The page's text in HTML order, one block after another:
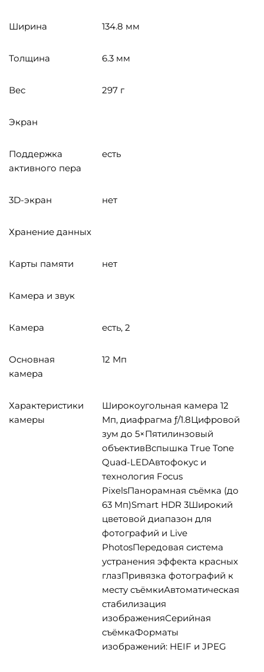
Ширина 134.8 мм
Толщина 6.3 мм
Вес 297 г
Экран
Поддержка
активного пера
есть
3D-экран нет
Хранение данных
Карты памяти нет
Камера и звук
Камера есть, 2
Основная
камера
12 Мп
Характеристики
камеры
Широкоугольная камера 12
Мп, диафрагма ƒ/1.8Цифровой
зум до 5×Пятилинзовый
объективВспышка True Tone
Quad-LEDАвтофокус и
технология Focus
PixelsПанорамная съёмка (до
63 Мп)Smart HDR 3Широкий
цветовой диапазон для
фотографий и Live
PhotosПередовая система
устранения эффекта красных
глазПривязка фотографий к
месту съёмкиАвтоматическая
стабилизация
изображенияСерийная
съёмкаФорматы
изображений: HEIF и JPEG